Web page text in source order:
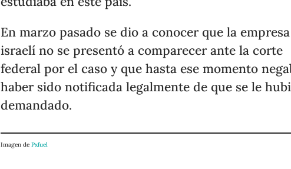
En marzo pasado se dio a conocer que la empresa
israelí no se presentó a comparecer ante la corte
federal por el caso y que hasta ese momento
haber sido notificada legalmente de que se le
demandado.
Imagen dePxfuel